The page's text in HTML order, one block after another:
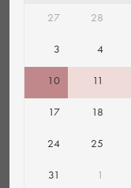
27 28
3 4
10 11
17 18
24 25
31 1